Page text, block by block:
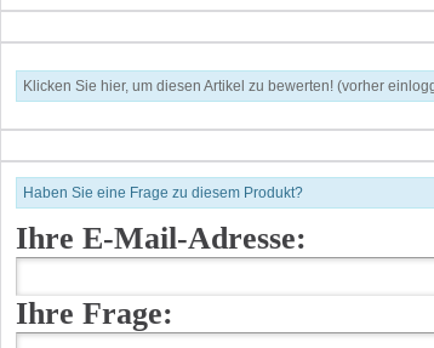
Klicken Sie hier, um diesen Artikel zu bewerten! (vorher
Haben Sie eine Frage zu diesem Produkt?
Ihre E-Mail-Adresse:
Ihre Frage: